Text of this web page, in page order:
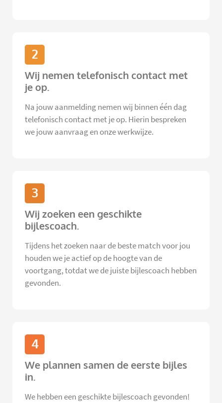
2
Wij nemen telefonisch contact met
je op.
Na jouw aanmelding nemen wij binnen één dag
telefonisch contact met je op. Hierin bespreken
we jouw aanvraag en onze werkwijze.
3
Wij zoeken een geschikte
bijlescoach.
Tijdens het zoeken naar de beste match voor jou
houden we je actief op de hoogte van de
voortgang, totdat we de juiste bijlescoach hebben
gevonden.
4
We plannen samen de eerste bijles
in.
We hebben een geschikte bijlescoach gevonden!